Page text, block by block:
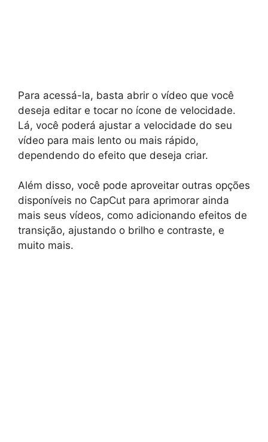
Para acessá-la, basta abrir o vídeo que você
deseja editar e tocar no ícone de velocidade.
Lá, você poderá ajustar a velocidade do seu
vídeo para mais lento ou mais rápido,
dependendo do efeito que deseja criar.
Além disso, você pode aproveitar outras opções
disponíveis no CapCut para aprimorar ainda
mais seus vídeos, como adicionando efeitos de
transição, ajustando o brilho e contraste, e
muito mais.